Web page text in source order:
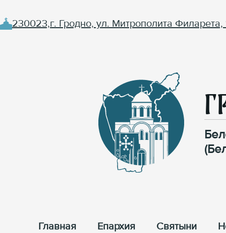
230023,г. Гродно, ул. Митрополита Филарета,
Главная Епархия Cвятыни